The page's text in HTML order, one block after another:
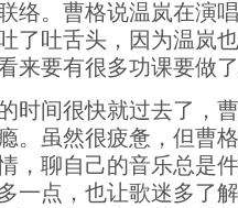
络。曹格说温岚在演
了吐舌头，因为温岚
来要有很多功课要做了
间很快就过去了，曹
。虽然很疲惫，但曹
，聊自己的音乐总是
一点，也让歌迷多了